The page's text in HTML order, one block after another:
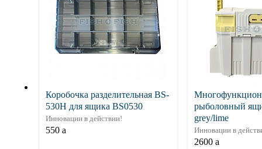
Коробочка разделительная BS-
530H для ящика BS0530
Инновации в действии!
550 a
рыболовный
grey/lime
Инновации в
2600 a